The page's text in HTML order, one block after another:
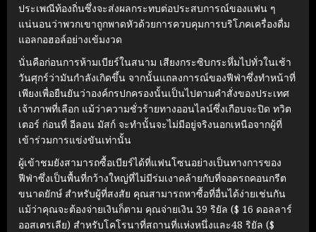
ประเพณีท้องถิ่นซึ่งจะส่งผลกระทบต่อประสบการณ์ของแฟน ๆ
แน่นอนว่าพวกเขาถูกพาดหัวด้วยการควบคุมการบริโภคเครื่องดื่ม
แอลกอฮอล์อย่างเข้มงวด
นั่นคือก่อนการห้ามเบียร์ในสนาม เสียงกระซิบกระหึ่มไปทั่วในเช้า
วันศุกร์ว่ามันกำลังเกิดขึ้น จากนั้นแถลงการณ์ของฟีฟ่าซึ่งทำหน้าที่
เพียงเพื่อยืนยันว่าองค์กรปกครองนั้นเป็นไปตามคำสั่งของประเทศ
เจ้าภาพที่เลือก แม้ว่าความชั่วร้ายทางออนไลน์ซึ่งเกือบจะปิด ทวิต
เตอร์ ก่อนที่ อีลอน มัสก์ จะทำนั้นจะไม่มีอยู่จริงนอกเหนือจากผู้ที่
เข้าร่วมการแข่งขันเท่านั้น
ผู้เข้าชมยังสามารถซื้อเบียร์ได้ที่แฟนโซนอย่างเป็นทางการของ
ฟีฟ่าซึ่งเป็นพื้นที่กว้างใหญ่ที่ไม่มีร่มเงาคล้ายกับที่จอดรถคอนกรีต
ขนาดยักษ์ สำหรับผู้ที่สงสัย คุณสามารถหาซื้อที่อื่นได้ง่ายเช่นกัน
แม้ว่าคุณจะต้องจ่ายเงินก็ตาม คุณจ่ายเงิน 39 ริยัล ($ 16 ดอลลาร์
ออสเตรเลีย) สำหรับโคโรนาที่สถานที่แห่งหนึ่งและ48 ริยัล ($